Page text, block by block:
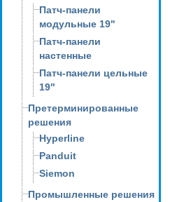
Патч-панели
модульные 19"
Патч-панели
настенные
Патч-панели цельные
19"
Претерминированные
решения
Hyperline
Panduit
Siemon
Промышленные решения